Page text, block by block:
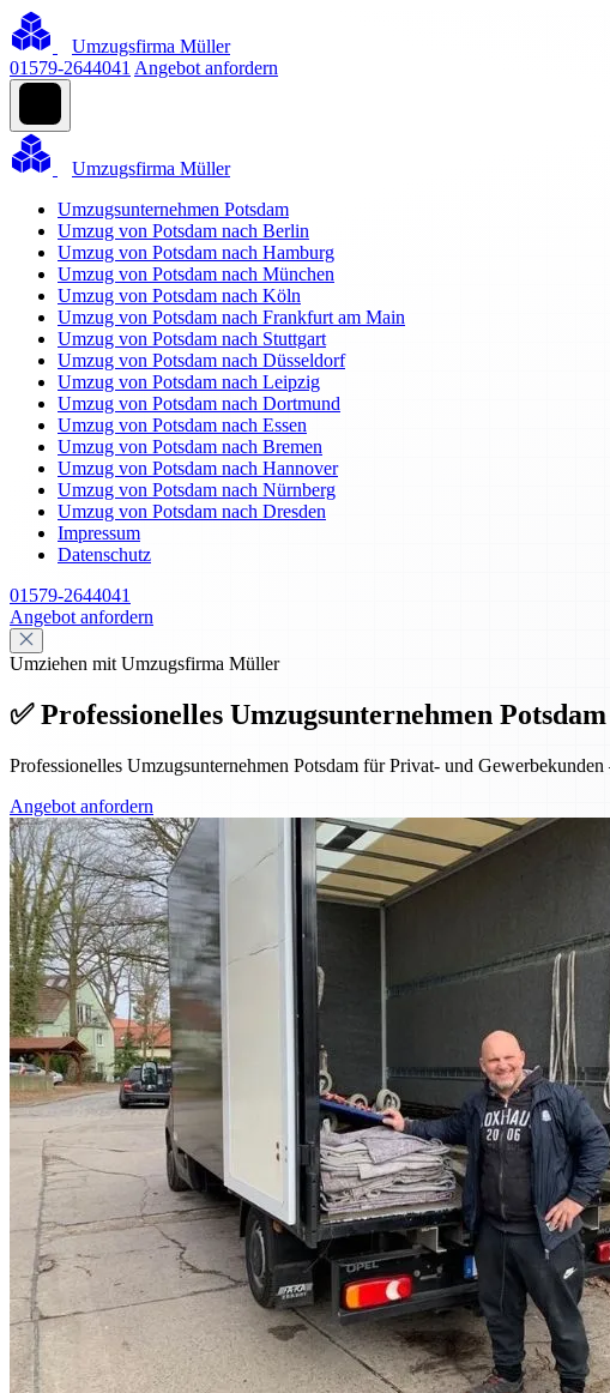
Umzugsfirma Müller
01579-2644041 Angebot anfordern
Umzugsfirma Müller
Umzugsunternehmen Potsdam
Umzug von Potsdam nach Berlin
Umzug von Potsdam nach Hamburg
Umzug von Potsdam nach München
Umzug von Potsdam nach Köln
Umzug von Potsdam nach Frankfurt am Main
Umzug von Potsdam nach Stuttgart
Umzug von Potsdam nach Düsseldorf
Umzug von Potsdam nach Leipzig
Umzug von Potsdam nach Dortmund
Umzug von Potsdam nach Essen
Umzug von Potsdam nach Bremen
Umzug von Potsdam nach Hannover
Umzug von Potsdam nach Nürnberg
Umzug von Potsdam nach Dresden
Impressum
Datenschutz
01579-2644041
Angebot anfordern
Umziehen mit Umzugsfirma Müller
✅ Professionelles Umzugsunternehmen
Professionelles Umzugsunternehmen Potsdam für Privat- und
Angebot anfordern